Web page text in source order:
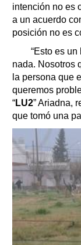
intención no es
a un acuerdo
posición no es
“Esto es un
nada. Nosotros
la persona que
queremos
“LU2” Ariadna,
que tomó una